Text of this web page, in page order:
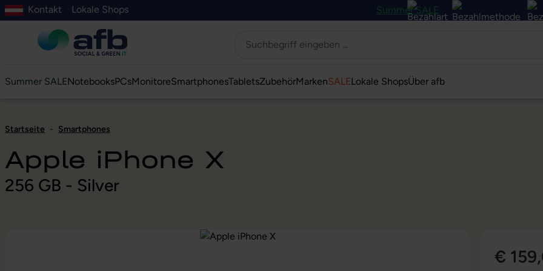
springen
Suche springen
Zur Hauptnavigation springen
Zur Navigation der B2B-Plattform springen
Kontakt Lokale Shops Summer SALE
Summer SALENotebooksPCsMonitoreSmartphonesTabletsZubehörMarkenSALELokale ShopsÜber afb
Startseite - Smartphones
Apple iPhone X
256 GB - Silver
€